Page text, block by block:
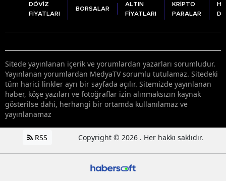
DÖVİZ
FİYATLARI
BORSALAR
ALTIN
FİYATLARI
KRİPTO
PARALAR
Sitede yayınlanan içerik ve yorumlardan yazarları sorumludur.
Yayınlanan yorumlardan MedyaTV sorumlu tutulamaz. Sitedeki
tüm harici linkler ayrı bir sayfada açılır. Sitemizde yayınlanan
haber, köşe yazıları ve fotoğraflar izin alınmaksızın kaynak
gösterilse dahi, herhangi bir ortamda kullanılamaz ve
yayınlanamaz
RSS Copyright © 2026 . Her hakkı saklıdır.